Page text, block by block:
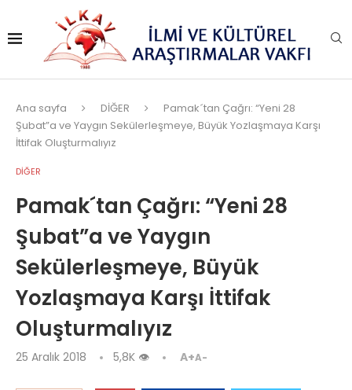
Ana sayfa DİĞER
Pamak´tan Çağrı: “Yeni 28
Şubat”a ve Yaygın Sekülerleşmeye, Büyük Yozlaşmaya Karşı
İttifak Oluşturmalıyız
DİĞER
Pamak´tan Çağrı: “Yeni 28
Şubat”a ve Yaygın
Sekülerleşmeye, Büyük
Yozlaşmaya Karşı İttifak
Oluşturmalıyız
25 Aralık 2018 5,8K 👁 A+A-